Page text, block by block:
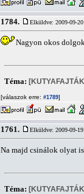
1784. Elküldve: 2009-09-
Nagyon okos
Téma:
[válaszok erre: #1789]
1761. Elküldve: 2009-09-
Na majd csinálok olyat
Téma: